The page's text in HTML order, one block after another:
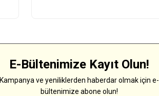
E-Bültenimize Kayıt Olun!
Kampanya ve yeniliklerden haberdar olmak için e-
bültenimize abone olun!